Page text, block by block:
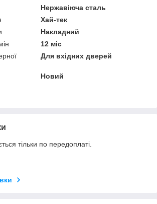
Нержавіюча сталь
Хай-тек
Накладний
12 міс
Для вхідних дверей
Новий
тільки по передоплаті.